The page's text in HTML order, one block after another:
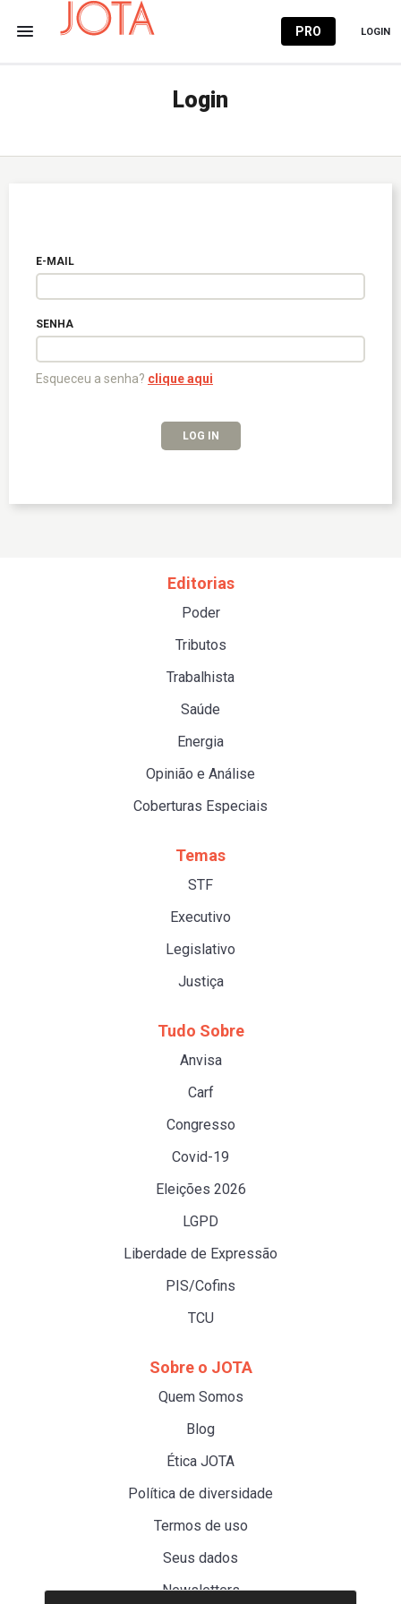
PRO LOGIN
Login
E-MAIL
SENHA
Esqueceu a senha? clique aqui
LOG IN
Editorias
Poder
Tributos
Trabalhista
Saúde
Energia
Opinião e Análise
Coberturas Especiais
Temas
STF
Executivo
Legislativo
Justiça
Tudo Sobre
Anvisa
Carf
Congresso
Covid-19
Eleições 2026
LGPD
Liberdade de Expressão
PIS/Cofins
TCU
Sobre o JOTA
Quem Somos
Blog
Ética JOTA
Política de diversidade
Termos de uso
Seus dados
Newsletters